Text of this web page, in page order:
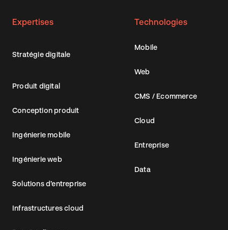
Expertises
Stratégie digitale
Produit digital
Conception produit
Ingénierie mobile
Ingénierie web
Solutions d’entreprise
Infrastructures cloud
Technologies
Mobile
Web
CMS / Ecommerce
Cloud
Entreprise
Data